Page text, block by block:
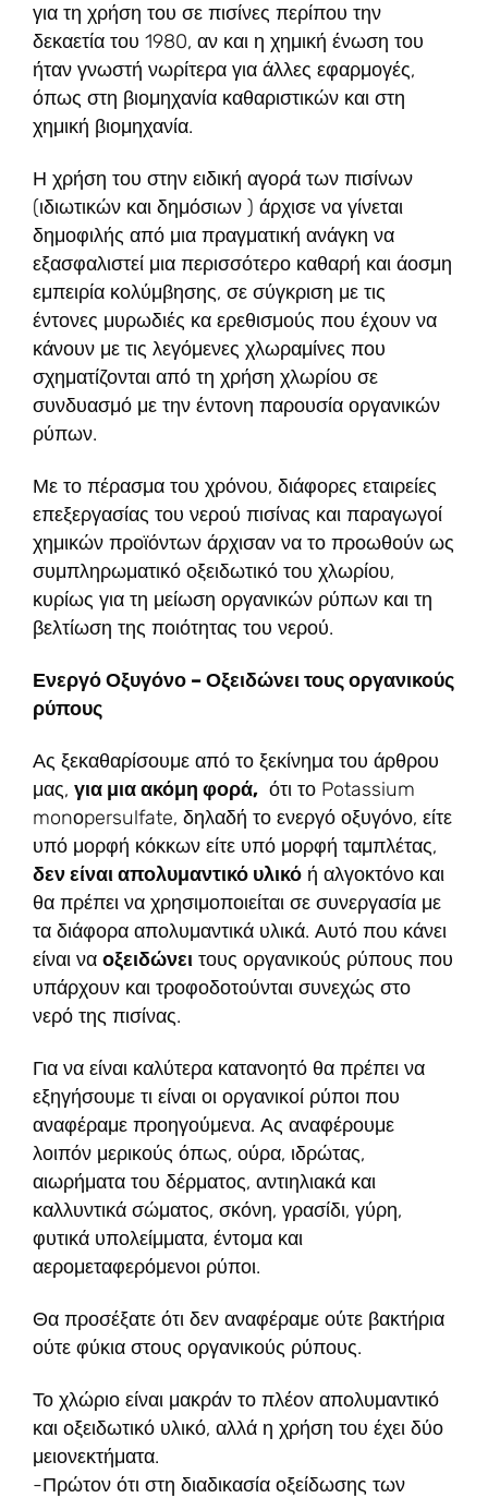
για τη χρήση του σε πισίνες περίπου την
δεκαετία του 1980, αν και η χημική ένωση του
ήταν γνωστή νωρίτερα για άλλες εφαρμογές,
όπως στη βιομηχανία καθαριστικών και στη
χημική βιομηχανία.
Η χρήση του στην ειδική αγορά των πισίνων
(ιδιωτικών και δημόσιων ) άρχισε να γίνεται
δημοφιλής από μια πραγματική ανάγκη να
εξασφαλιστεί μια περισσότερο καθαρή και άοσμη
εμπειρία κολύμβησης, σε σύγκριση με τις
έντονες μυρωδιές κα ερεθισμούς που έχουν να
κάνουν με τις λεγόμενες χλωραμίνες που
σχηματίζονται από τη χρήση χλωρίου σε
συνδυασμό με την έντονη παρουσία οργανικών
ρύπων.
Με το πέρασμα του χρόνου, διάφορες εταιρείες
επεξεργασίας του νερού πισίνας και παραγωγοί
χημικών προϊόντων άρχισαν να το προωθούν ως
συμπληρωματικό οξειδωτικό του χλωρίου,
κυρίως για τη μείωση οργανικών ρύπων και τη
βελτίωση της ποιότητας του νερού.
Ενεργό Οξυγόνο – Οξειδώνει τους οργανικούς
ρύπους
Ας ξεκαθαρίσουμε από το ξεκίνημα του άρθρου
μας, για μια ακόμη φορά, ότι το Potassium
monοpersulfate, δηλαδή το ενεργό οξυγόνο, είτε
υπό μορφή κόκκων είτε υπό μορφή ταμπλέτας,
δεν είναι απολυμαντικό υλικό ή αλγοκτόνο και
θα πρέπει να χρησιμοποιείται σε συνεργασία με
τα διάφορα απολυμαντικά υλικά. Αυτό που κάνει
είναι να οξειδώνει τους οργανικούς ρύπους που
υπάρχουν και τροφοδοτούνται συνεχώς στο
νερό της πισίνας.
Για να είναι καλύτερα κατανοητό θα πρέπει να
εξηγήσουμε τι είναι οι οργανικοί ρύποι που
αναφέραμε προηγούμενα. Ας αναφέρουμε
λοιπόν μερικούς όπως, ούρα, ιδρώτας,
αιωρήματα του δέρματος, αντιηλιακά και
καλλυντικά σώματος, σκόνη, γρασίδι, γύρη,
φυτικά υπολείμματα, έντομα και
αερομεταφερόμενοι ρύποι.
Θα προσέξατε ότι δεν αναφέραμε ούτε βακτήρια
ούτε φύκια στους οργανικούς ρύπους.
Το χλώριο είναι μακράν το πλέον απολυμαντικό
και οξειδωτικό υλικό, αλλά η χρήση του έχει δύο
μειονεκτήματα.
-Πρώτον ότι στη διαδικασία οξείδωσης των